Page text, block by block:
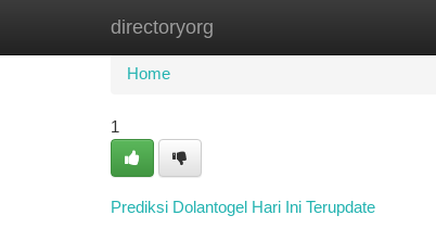
directoryorg
Home
Home
1
Prediksi Dolantogel Hari Ini Terupdate